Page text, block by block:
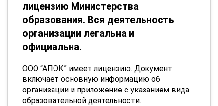
лицензию Министерства
образования. Вся деятельность
организации легальна и
официальна.
ООО “АПОК” имеет лицензию. Документ
включает основную информацию об
организации и приложение с указанием вида
образовательной деятельности.